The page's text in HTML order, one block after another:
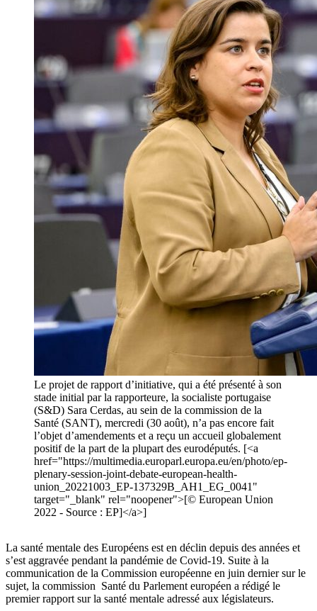
Le projet de rapport d’initiative, qui a été présenté à son
stade initial par la rapporteure, la socialiste portugaise
(S&D) Sara Cerdas, au sein de la commission de la
Santé (SANT), mercredi (30 août), n’a pas encore fait
l’objet d’amendements et a reçu un accueil globalement
positif de la part de la plupart des eurodéputés. [<a
href="https://multimedia.europarl.europa.eu/en/photo/ep-
plenary-session-joint-debate-european-health-
union_20221003_EP-137329B_AH1_EG_0041"
target="_blank" rel="noopener">[© European Union
2022 - Source : EP]</a>]
La santé mentale des Européens est en déclin depuis des années et
s’est aggravée pendant la pandémie de Covid-19. Suite à la
communication de la Commission européenne en juin dernier sur le
sujet, la commission Santé du Parlement européen a rédigé le
premier rapport sur la santé mentale adressé aux législateurs.